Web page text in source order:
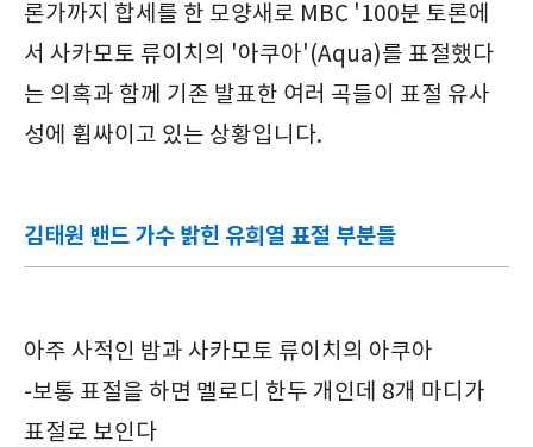
론가까지 합세를 한 모양새로 MBC '100분 토론에
서 사카모토 류이치의 '아쿠아'(Aqua)를 표절했다
는 의혹과 함께 기존 발표한 여러 곡들이 표절 유사
성에 휩싸이고 있는 상황입니다.
김태원 밴드 가수 밝힌 유희열 표절 부분들
아주 사적인 밤과 사카모토 류이치의 아쿠아
-보통 표절을 하면 멜로디 한두 개인데 8개 마디가
표절로 보인다